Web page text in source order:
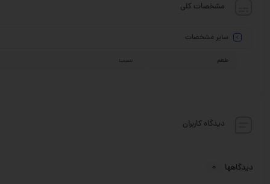
مشخصات کلی
سایر مشخصات
طعم سیب
دیدگاه کاربران
دیدگاهها 0